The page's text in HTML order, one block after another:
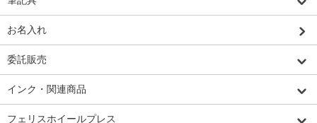
お名入れ
委託販売
インク・関連商品
フェリスホイールプレス